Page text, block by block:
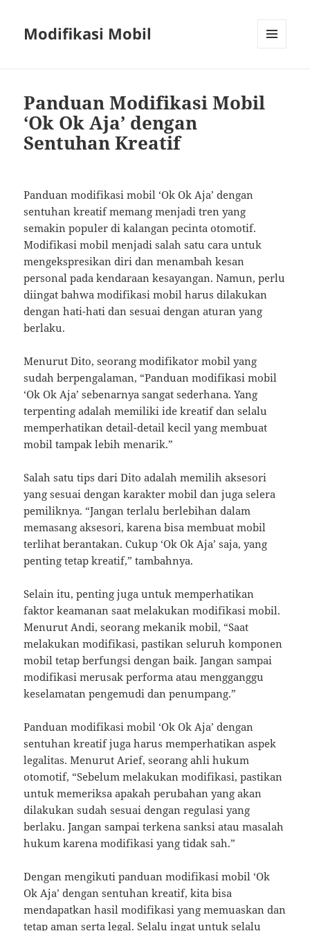
Modifikasi Mobil
Panduan Modifikasi Mobil
‘Ok Ok Aja’ dengan
Sentuhan Kreatif
Panduan modifikasi mobil ‘Ok Ok Aja’ dengan
sentuhan kreatif memang menjadi tren yang
semakin populer di kalangan pecinta otomotif.
Modifikasi mobil menjadi salah satu cara untuk
mengekspresikan diri dan menambah kesan
personal pada kendaraan kesayangan. Namun, perlu
diingat bahwa modifikasi mobil harus dilakukan
dengan hati-hati dan sesuai dengan aturan yang
berlaku.
Menurut Dito, seorang modifikator mobil yang
sudah berpengalaman, “Panduan modifikasi mobil
‘Ok Ok Aja’ sebenarnya sangat sederhana. Yang
terpenting adalah memiliki ide kreatif dan selalu
memperhatikan detail-detail kecil yang membuat
mobil tampak lebih menarik.”
Salah satu tips dari Dito adalah memilih aksesori
yang sesuai dengan karakter mobil dan juga selera
pemiliknya. “Jangan terlalu berlebihan dalam
memasang aksesori, karena bisa membuat mobil
terlihat berantakan. Cukup ‘Ok Ok Aja’ saja, yang
penting tetap kreatif,” tambahnya.
Selain itu, penting juga untuk memperhatikan
faktor keamanan saat melakukan modifikasi mobil.
Menurut Andi, seorang mekanik mobil, “Saat
melakukan modifikasi, pastikan seluruh komponen
mobil tetap berfungsi dengan baik. Jangan sampai
modifikasi merusak performa atau mengganggu
keselamatan pengemudi dan penumpang.”
Panduan modifikasi mobil ‘Ok Ok Aja’ dengan
sentuhan kreatif juga harus memperhatikan aspek
legalitas. Menurut Arief, seorang ahli hukum
otomotif, “Sebelum melakukan modifikasi, pastikan
untuk memeriksa apakah perubahan yang akan
dilakukan sudah sesuai dengan regulasi yang
berlaku. Jangan sampai terkena sanksi atau masalah
hukum karena modifikasi yang tidak sah.”
Dengan mengikuti panduan modifikasi mobil ‘Ok
Ok Aja’ dengan sentuhan kreatif, kita bisa
mendapatkan hasil modifikasi yang memuaskan dan
tetap aman serta legal. Selalu ingat untuk selalu